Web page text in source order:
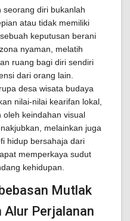
seorang diri bukanlah
atau tidak memiliki
keputusan berani
nyaman, melatih
ruang bagi diri sendiri
dari orang lain.
desa wisata budaya
nilai-nilai kearifan lokal,
oleh keindahan visual
melainkan juga
hidup bersahaja dari
memperkaya sudut
kehidupan.
Mutlak
Alur Perjalanan